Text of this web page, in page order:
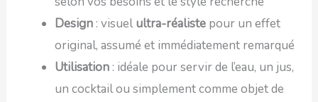
Design : visuelultra-réaliste pour un effet
original, assumé et immédiatement remarqué
Utilisation : idéale pour servir de l’eau, un jus,
un cocktail ou simplement comme objet de